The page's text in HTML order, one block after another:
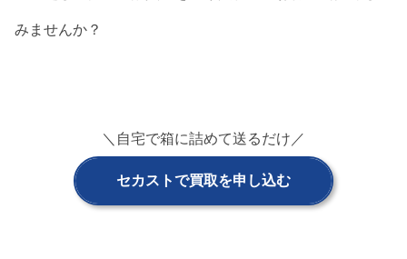
みませんか？
＼自宅で箱に詰めて送るだけ／
セカストで買取を申し込む